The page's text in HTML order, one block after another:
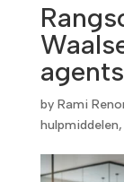
by Rami
hulpmiddelen,